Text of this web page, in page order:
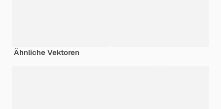
Ähnliche Vektoren